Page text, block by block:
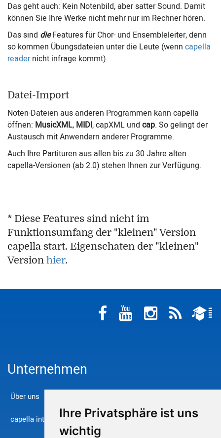
Ihre Privatsphäre ist uns
wichtig
Das geht auch: Kein Notenbild, aber satter Sound. Damit
können Sie Ihre Werke nicht mehr nur im Rechner hören.
Das sind dieFeatures für Chor- und Ensembleleiter, denn
so kommen Übungsdateien unter die Leute (wenn capella
readernicht infrage kommt).
Datei-Import
Noten-Dateien aus anderen Programmen kann capella
öffnen: MusicXML, MIDI, capXML und cap. So gelingt der
Austausch mit Anwendern anderer Programme.
Auch Ihre Partituren aus allen bis zu 30 Jahre alten
capella-Versionen (ab 2.0) stehen Ihnen zur Verfügung.
* Diese Features sind nicht im
Funktionsumfang der "kleinen" Version
capella start. Eigenschaten der "kleinen"
Version hier.
Unternehmen
Über uns
capella international